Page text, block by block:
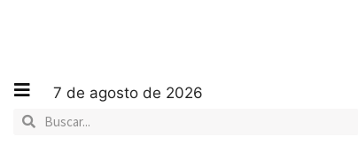
7 de agosto de 2026